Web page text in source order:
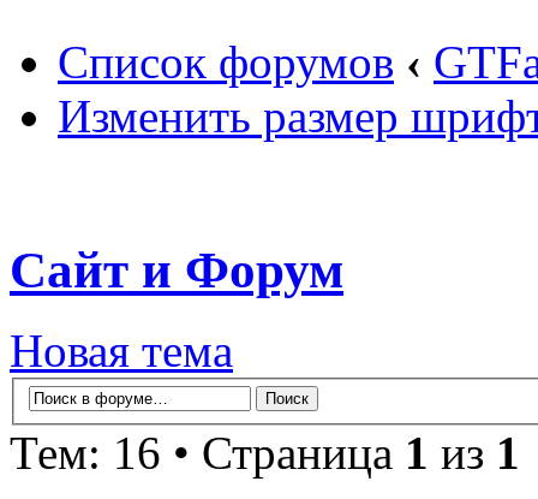
Список форумов ‹
Изменить размер
Сайт и Форум
Новая тема
Тем: 16 • Страница 1 из 1